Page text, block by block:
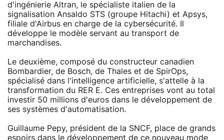
d'ingénierie Altran, le spécialiste italien de la
signalisation Ansaldo STS (groupe Hitachi) et Apsys,
filiale d'Airbus en charge de la cybersécurité. Il
développe le modèle servant au transport de
marchandises.
Le deuxième, composé du constructeur canadien
Bombardier, de Bosch, de Thales et de SpirOps,
spécialisé dans l'intelligence artificielle, s'attelle à la
transformation du RER E. Ces entreprises vont au total
investir 50 millions d'euros dans le développement de
ses systèmes d'automatisation.
Guillaume Pepy, président de la SNCF, place de grands
espoirs dans le développement de ce nouveau mode